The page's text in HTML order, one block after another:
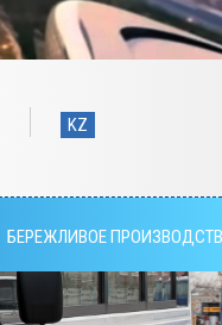
KZ
БЕРЕЖЛИВОЕ